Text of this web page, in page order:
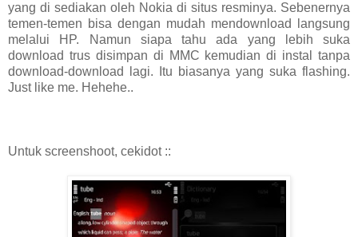
yang di sediakan oleh Nokia di situs resminya. Sebenernya
temen-temen bisa dengan mudah mendownload langsung
melalui HP. Namun siapa tahu ada yang lebih suka
download trus disimpan di MMC kemudian di instal tanpa
download-download lagi. Itu biasanya yang suka flashing.
Just like me. Hehehe..
Untuk screenshoot, cekidot ::